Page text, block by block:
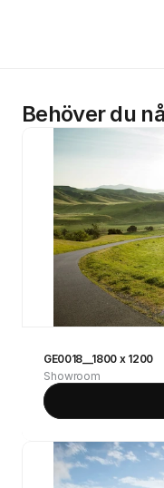
Behöver du
GE0018__1800 x 1200
Showroom